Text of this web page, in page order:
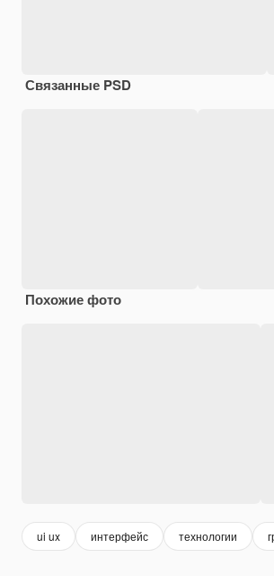
Связанные PSD
Похожие фото
ui ux интерфейс технологии